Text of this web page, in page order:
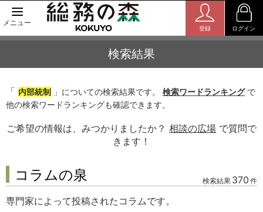
メニュー
登録 ログイン
検索結果
「 内部統制 」についての検索結果です。 検索ワードランキングで
他の検索ワードランキングも確認できます。
ご希望の情報は、みつかりましたか？ 相談の広場 で質問で
きます！
コラムの泉 検索結果 370 件
専門家によって投稿されたコラムです。